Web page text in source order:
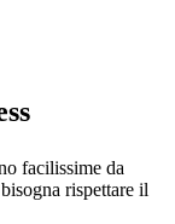
facilissime da
rispettare il